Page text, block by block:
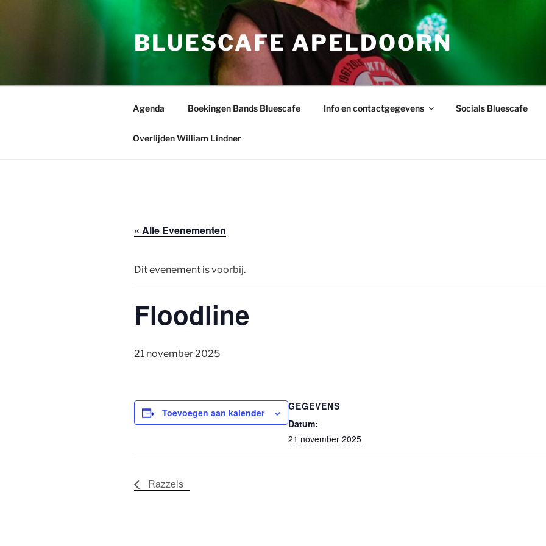
BLUESCAFE APELDOORN
Agenda Boekingen Bands Bluescafe Info en contactgegevens Socials Bluescafe
Overlijden William Lindner
« Alle Evenementen
Dit evenement is voorbij.
Floodline
21 november 2025
Toevoegen aan kalender
GEGEVENS
Datum:
21 november 2025
Razzels